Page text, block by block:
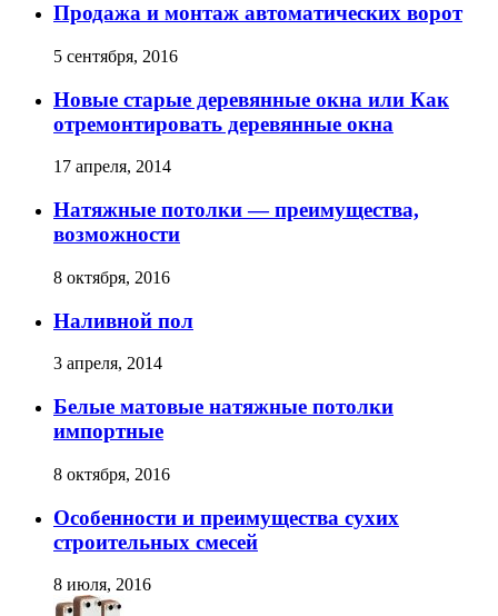
Продажа и монтаж автоматических ворот
5 сентября, 2016
Новые старые деревянные окна или Как
отремонтировать деревянные окна
17 апреля, 2014
Натяжные потолки — преимущества,
возможности
8 октября, 2016
Наливной пол
3 апреля, 2014
Белые матовые натяжные потолки
импортные
8 октября, 2016
Особенности и преимущества сухих
строительных смесей
8 июля, 2016